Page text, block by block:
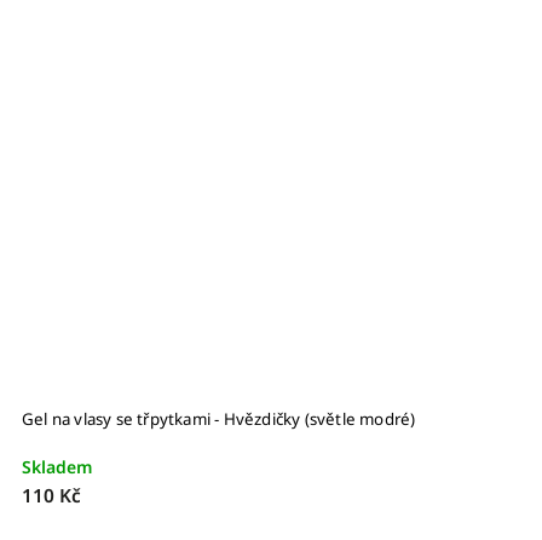
Gel na vlasy se třpytkami - Hvězdičky (světle modré)
Skladem
110 Kč